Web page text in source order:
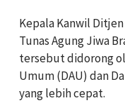
Kepala Kanwil
Tunas Agung Jiwa
tersebut didorong
Umum (DAU) dan
yang lebih cepat.